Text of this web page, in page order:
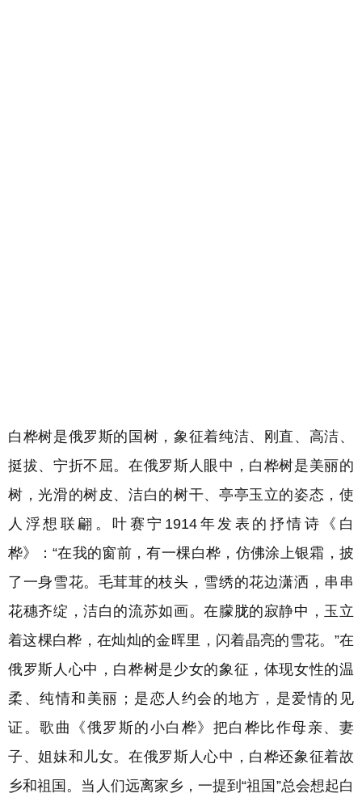
白桦树是俄罗斯的国树， 象征着纯洁、刚直、高洁、
挺拔、宁折不屈。在俄罗斯人眼中，白桦树是美丽的
树，光滑的树皮、洁白的树干、亭亭玉立的姿态，使
人浮想联翩。叶赛宁1914年发表的抒情诗《白
桦》：“在我的窗前，有一棵白桦，仿佛涂上银霜，披
了一身雪花。毛茸茸的枝头，雪绣的花边潇洒，串串
花穗齐绽，洁白的流苏如画。在朦胧的寂静中，玉立
着这棵白桦，在灿灿的金晖里， 闪着晶亮的雪花。”在
俄罗斯人心中，白桦树是少女的象征，体现女性的温
柔、纯情和美丽； 是恋人约会的地方，是爱情的见
证 。歌曲《俄罗斯的小白桦》把白桦比作母亲、妻
子、姐妹和儿女。在俄罗斯人心中，白桦还象征着故
乡和祖国。当人们远离家乡，一提到“祖国”总会想起白